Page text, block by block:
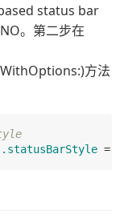
status bar
。第二步在
方法
.statusBarStyle =